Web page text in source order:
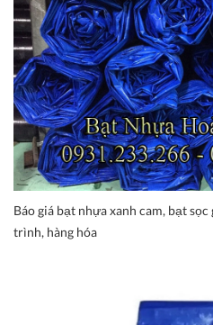
Báo giá bạt nhựa xanh cam, bạt
trình, hàng hóa